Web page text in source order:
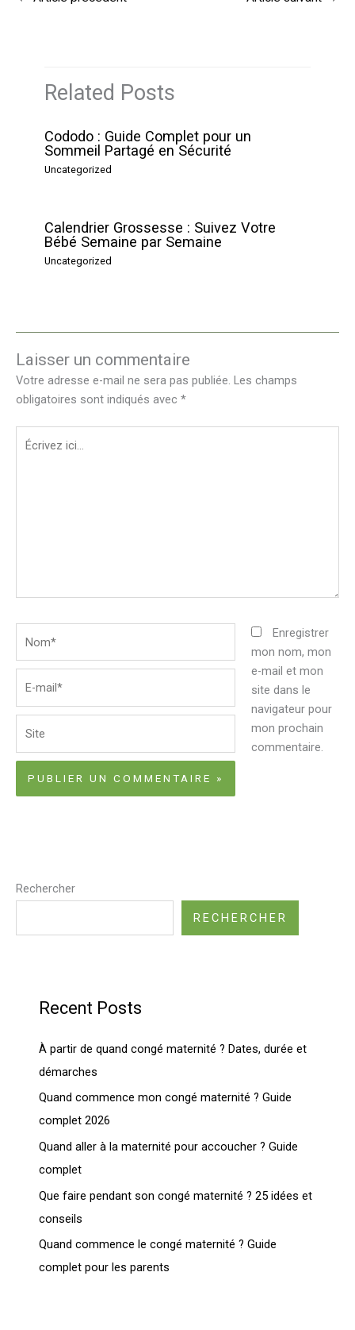
Related Posts
Cododo : Guide Complet pour un
Sommeil Partagé en Sécurité
Uncategorized
Calendrier Grossesse : Suivez Votre
Bébé Semaine par Semaine
Uncategorized
Laisser un commentaire
Votre adresse e-mail ne sera pas publiée. Les champs
obligatoires sont indiqués avec *
Écrivez
ici…
Enregistrer
mon nom, mon
e-mail et mon
site dans le
navigateur pour
mon prochain
commentaire.
Rechercher
RECHERCHER
Recent Posts
À partir de quand congé maternité ? Dates, durée et
démarches
Quand commence mon congé maternité ? Guide
complet 2026
Quand aller à la maternité pour accoucher ? Guide
complet
Que faire pendant son congé maternité ? 25 idées et
conseils
Quand commence le congé maternité ? Guide
complet pour les parents